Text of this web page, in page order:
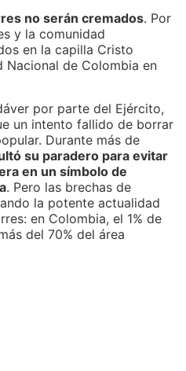
no serán cremados. Por
y la comunidad
en la capilla Cristo
Nacional de Colombia en
por parte del Ejército,
un intento fallido de borrar
Durante más de
su paradero para evitar
en un símbolo de
. Pero las brechas de
la potente actualidad
en Colombia, el 1% de
del 70% del área